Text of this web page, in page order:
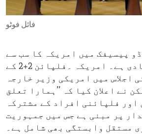
ENVIRONMENT AND HEALTH
IDEALS AND INSTITUTIONS
فائل فوٹو
پیسیفک میں امریکہ کا سب سے
پرانا اتحادی ہے۔ امریکہ ۔فلپائن 2+2 کے
اجلاس میں امریکی وزیر خارجہ
نے اعلان کیا کہ ’’ہمارا تعلق
اور فلپائنی افراد کے مشترکہ
پر مبنی ہے جس میں جمہوریت
مستقل وابستگی بھی شامل ہے۔